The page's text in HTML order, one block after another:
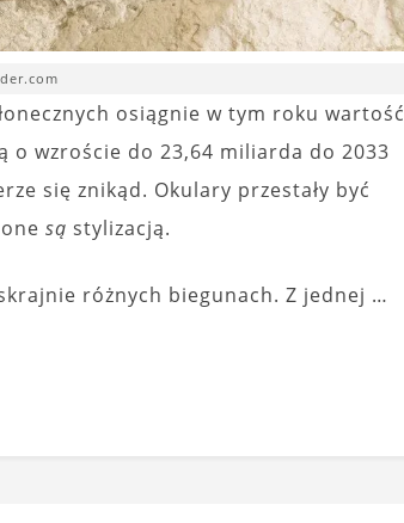
osiągnie w tym roku wartość
o wzroście do 23,64 miliarda do 2033
się znikąd. Okulary przestały być
są stylizacją.
różnych biegunach. Z jednej …